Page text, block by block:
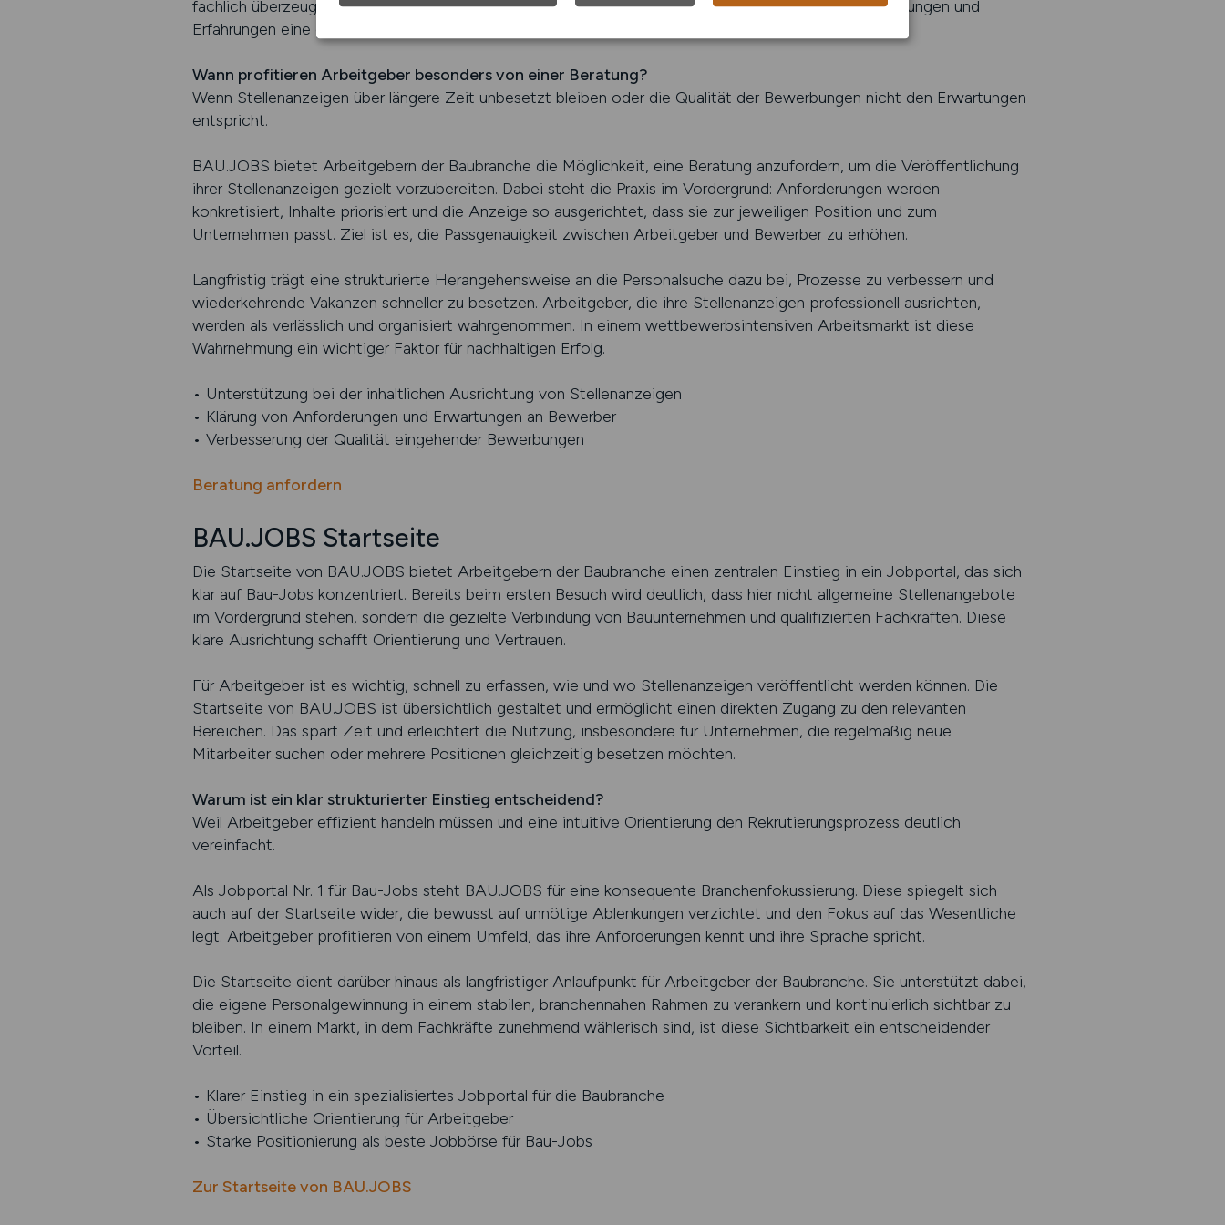
fachlich überzeugt als auch Vertrauen schafft? Gerade in der Baubranche, in der persönliche Empfehlungen und
Erfahrungen eine große Rolle spielen, ist eine klare und glaubwürdige Kommunikation entscheidend.
Wann profitieren Arbeitgeber besonders von einer Beratung?
Wenn Stellenanzeigen über längere Zeit unbesetzt bleiben oder die Qualität der Bewerbungen nicht den Erwartungen
entspricht.
BAU.JOBS bietet Arbeitgebern der Baubranche die Möglichkeit, eine Beratung anzufordern, um die Veröffentlichung
ihrer Stellenanzeigen gezielt vorzubereiten. Dabei steht die Praxis im Vordergrund: Anforderungen werden
konkretisiert, Inhalte priorisiert und die Anzeige so ausgerichtet, dass sie zur jeweiligen Position und zum
Unternehmen passt. Ziel ist es, die Passgenauigkeit zwischen Arbeitgeber und Bewerber zu erhöhen.
Langfristig trägt eine strukturierte Herangehensweise an die Personalsuche dazu bei, Prozesse zu verbessern und
wiederkehrende Vakanzen schneller zu besetzen. Arbeitgeber, die ihre Stellenanzeigen professionell ausrichten,
werden als verlässlich und organisiert wahrgenommen. In einem wettbewerbsintensiven Arbeitsmarkt ist diese
Wahrnehmung ein wichtiger Faktor für nachhaltigen Erfolg.
• Unterstützung bei der inhaltlichen Ausrichtung von Stellenanzeigen
• Klärung von Anforderungen und Erwartungen an Bewerber
• Verbesserung der Qualität eingehender Bewerbungen
Beratung anfordern
BAU.JOBS Startseite
Die Startseite von BAU.JOBS bietet Arbeitgebern der Baubranche einen zentralen Einstieg in ein Jobportal, das sich
klar auf Bau-Jobs konzentriert. Bereits beim ersten Besuch wird deutlich, dass hier nicht allgemeine Stellenangebote
im Vordergrund stehen, sondern die gezielte Verbindung von Bauunternehmen und qualifizierten Fachkräften. Diese
klare Ausrichtung schafft Orientierung und Vertrauen.
Für Arbeitgeber ist es wichtig, schnell zu erfassen, wie und wo Stellenanzeigen veröffentlicht werden können. Die
Startseite von BAU.JOBS ist übersichtlich gestaltet und ermöglicht einen direkten Zugang zu den relevanten
Bereichen. Das spart Zeit und erleichtert die Nutzung, insbesondere für Unternehmen, die regelmäßig neue
Mitarbeiter suchen oder mehrere Positionen gleichzeitig besetzen möchten.
Warum ist ein klar strukturierter Einstieg entscheidend?
Weil Arbeitgeber effizient handeln müssen und eine intuitive Orientierung den Rekrutierungsprozess deutlich
vereinfacht.
Als Jobportal Nr. 1 für Bau-Jobs steht BAU.JOBS für eine konsequente Branchenfokussierung. Diese spiegelt sich
auch auf der Startseite wider, die bewusst auf unnötige Ablenkungen verzichtet und den Fokus auf das Wesentliche
legt. Arbeitgeber profitieren von einem Umfeld, das ihre Anforderungen kennt und ihre Sprache spricht.
Die Startseite dient darüber hinaus als langfristiger Anlaufpunkt für Arbeitgeber der Baubranche. Sie unterstützt dabei,
die eigene Personalgewinnung in einem stabilen, branchennahen Rahmen zu verankern und kontinuierlich sichtbar zu
bleiben. In einem Markt, in dem Fachkräfte zunehmend wählerisch sind, ist diese Sichtbarkeit ein entscheidender
Vorteil.
• Klarer Einstieg in ein spezialisiertes Jobportal für die Baubranche
• Übersichtliche Orientierung für Arbeitgeber
• Starke Positionierung als beste Jobbörse für Bau-Jobs
Zur Startseite von BAU.JOBS